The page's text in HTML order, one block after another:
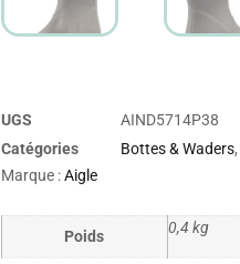
UGS
AIND5714P38
Catégories
Bottes & Waders,
Marque :Aigle
Poids 0,4 kg